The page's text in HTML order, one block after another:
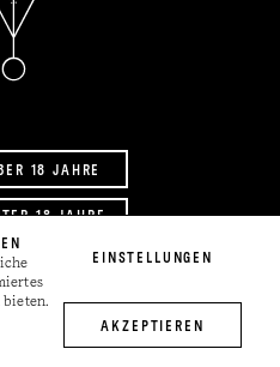
18 JAHRE
18 JAHRE
bieten.
EINSTELLUNGEN
AKZEPTIEREN